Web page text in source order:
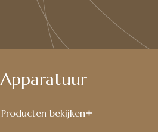
Apparatuur
Producten bekijken